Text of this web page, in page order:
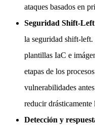
ataques basados en
Seguridad Shift-
la seguridad shift-left.
plantillas IaC e
etapas de los
vulnerabilidades
reducir drásticamente
Detección y